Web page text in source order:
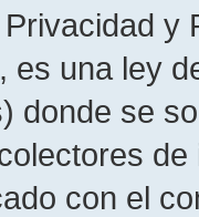
es una ley
donde se
con el